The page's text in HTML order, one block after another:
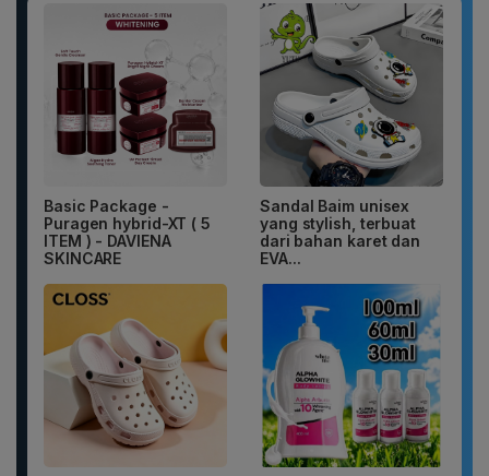
Basic Package -
Puragen hybrid-XT ( 5
ITEM ) - DAVIENA
SKINCARE
Sandal Baim unisex
yang stylish, terbuat
dari bahan karet dan
EVA...